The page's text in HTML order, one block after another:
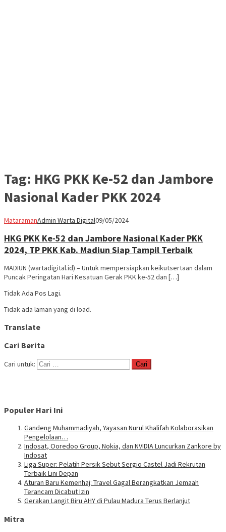
Tag: HKG PKK Ke-52 dan Jambore
Nasional Kader PKK 2024
MataramanAdmin Warta Digital09/05/2024
HKG PKK Ke-52 dan Jambore Nasional Kader PKK
2024, TP PKK Kab. Madiun Siap Tampil Terbaik
MADIUN (wartadigital.id) – Untuk mempersiapkan keikutsertaan dalam
Puncak Peringatan Hari Kesatuan Gerak PKK ke-52 dan […]
Tidak Ada Pos Lagi.
Tidak ada laman yang di load.
Translate
Cari Berita
Cari untuk:
Populer Hari Ini
Gandeng Muhammadiyah, Yayasan Nurul Khalifah Kolaborasikan
Pengelolaan…
Indosat, Ooredoo Group, Nokia, dan NVIDIA Luncurkan Zankore by
Indosat
Liga Super: Pelatih Persik Sebut Sergio Castel Jadi Rekrutan
Terbaik Lini Depan
Aturan Baru Kemenhaj: Travel Gagal Berangkatkan Jemaah
Terancam Dicabut Izin
Gerakan Langit Biru AHY di Pulau Madura Terus Berlanjut
Mitra